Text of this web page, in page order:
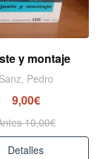
y montaje
Sanz, Pedro
9,00€
10,00€
Detalles